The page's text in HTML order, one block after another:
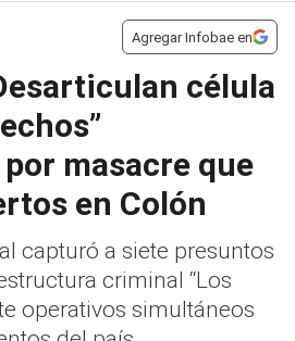
Agregar Infobae en
célula
masacre que
en Colón
capturó a siete presuntos
criminal “Los
operativos simultáneos